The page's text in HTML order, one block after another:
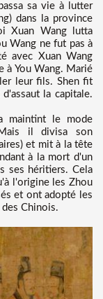
sa vie à lutter
dans la province
Xuan Wang lutta
Wang ne fut pas à
avec Xuan Wang
à You Wang. Marié
leur fils. Shen fit
la capitale.
maintint le mode
il divisa son
et mit à la tête
à la mort d'un
ses héritiers. Cela
l'origine les Zhou
et ont adopté les
Chinois.